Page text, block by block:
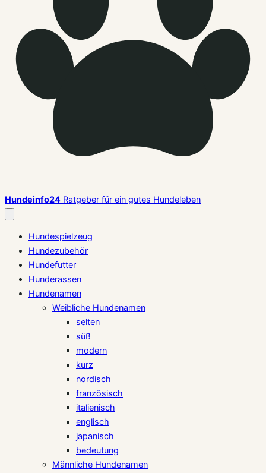
Hundeinfo24 Ratgeber für ein gutes Hundeleben
schließen
Hundespielzeug
Hundezubehör
Hundefutter
Hunderassen
Hundenamen
Weibliche Hundenamen
selten
süß
modern
kurz
nordisch
französisch
italienisch
englisch
japanisch
bedeutung
Männliche Hundenamen